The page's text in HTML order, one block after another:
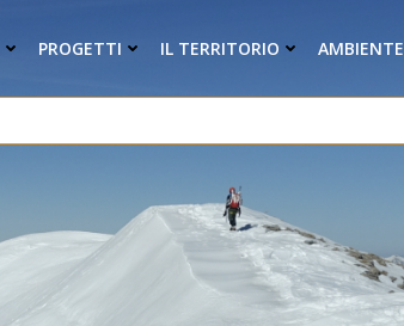
PROGETTI IL TERRITORIO AMBIENTE